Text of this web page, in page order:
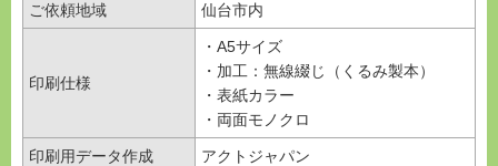
ご依頼地域 仙台市内
印刷仕様
・A5サイズ
・加工：無線綴じ（くるみ製本）
・表紙カラー
・両面モノクロ
印刷用データ作成 アクトジャパン